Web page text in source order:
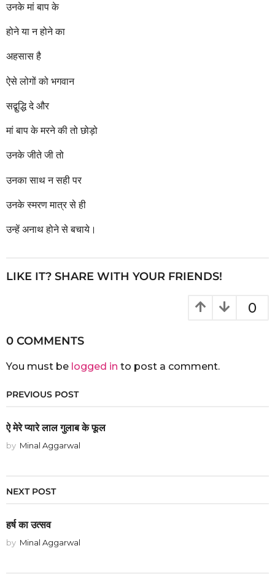
उनके मां बाप के
होने या न होने का
अहसास है
ऐसे लोगों को भगवान
सद्बुद्धि दे और
मां बाप के मरने की तो छोड़ो
उनके जीते जी तो
उनका साथ न सही पर
उनके स्मरण मात्र से ही
उन्हें अनाथ होने से बचाये।
LIKE IT? SHARE WITH YOUR FRIENDS!
0
0 COMMENTS
You must be logged in to post a comment.
PREVIOUS POST
ऐ मेरे प्यारे लाल गुलाब के फूल
by Minal Aggarwal
NEXT POST
हर्ष का उत्सव
by Minal Aggarwal